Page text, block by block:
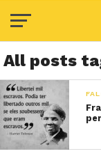
All posts